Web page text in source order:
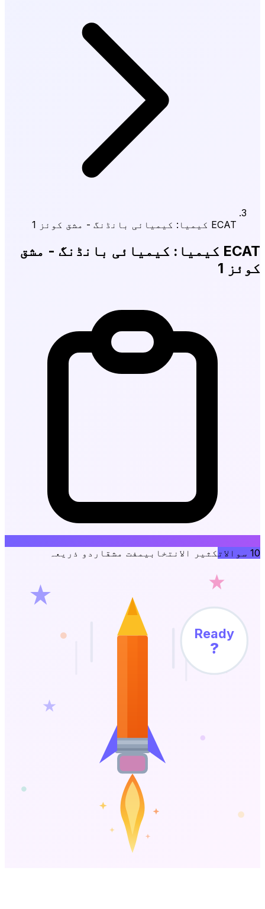
ECAT کیمیا: کیمیائی بانڈنگ - مشق کوئز 1
ECAT کیمیا: کیمیائی بانڈنگ - مشق
کوئز 1
10 سوالات کثیر الانتخابی مفت مشق اردو ذریعہ
Ready
?